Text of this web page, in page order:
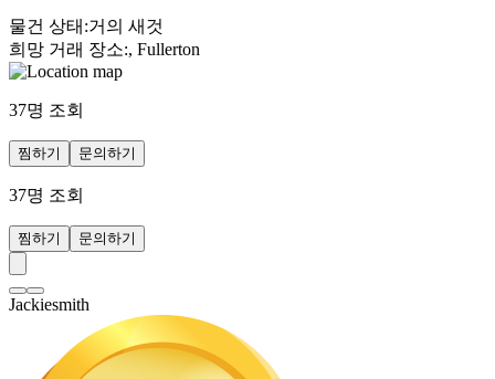
물건 상태 :거의 새것
희망 거래 장소:, Fullerton
37명 조회
찜하기 문의하기
37명 조회
찜하기 문의하기
Jackiesmith